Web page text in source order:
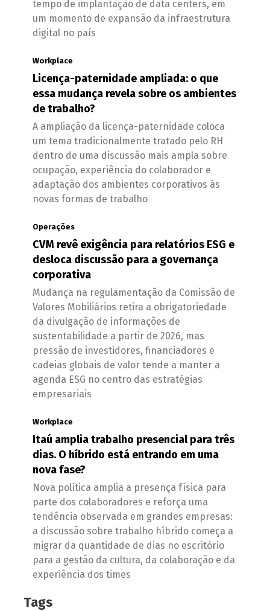
tempo de implantação de data centers, em
um momento de expansão da infraestrutura
digital no país
Workplace
Licença-paternidade ampliada: o que
essa mudança revela sobre os ambientes
de trabalho?
A ampliação da licença-paternidade coloca
um tema tradicionalmente tratado pelo RH
dentro de uma discussão mais ampla sobre
ocupação, experiência do colaborador e
adaptação dos ambientes corporativos às
novas formas de trabalho
Operações
CVM revê exigência para relatórios ESG e
desloca discussão para a governança
corporativa
Mudança na regulamentação da Comissão de
Valores Mobiliários retira a obrigatoriedade
da divulgação de informações de
sustentabilidade a partir de 2026, mas
pressão de investidores, financiadores e
cadeias globais de valor tende a manter a
agenda ESG no centro das estratégias
empresariais
Workplace
Itaú amplia trabalho presencial para três
dias. O híbrido está entrando em uma
nova fase?
Nova política amplia a presença física para
parte dos colaboradores e reforça uma
tendência observada em grandes empresas:
a discussão sobre trabalho híbrido começa a
migrar da quantidade de dias no escritório
para a gestão da cultura, da colaboração e da
experiência dos times
Tags